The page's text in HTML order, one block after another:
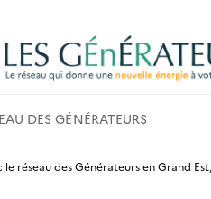
DES GÉNÉRATEURS
le réseau des Générateurs en Grand